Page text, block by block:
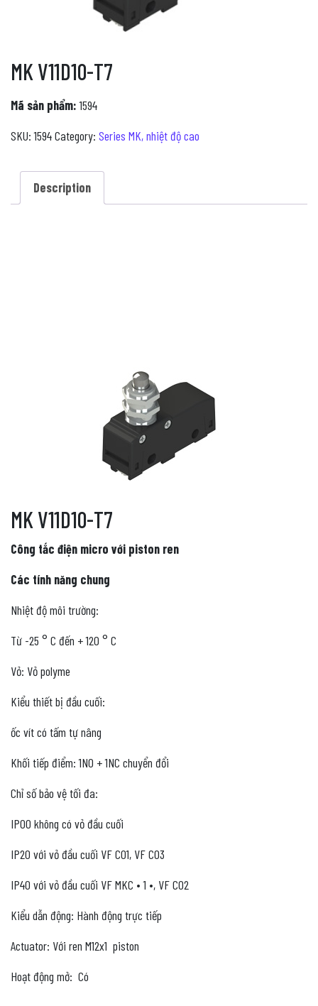
MK V11D10-T7
Mã sản phẩm:1594
SKU:1594Category: Series MK, nhiệt độ cao
Description
MK V11D10-T7
Công tắc điện micro với piston ren
Các tính năng chung
Nhiệt độ môi trường:
Từ -25 ° C đến + 120 ° C
Vỏ: Vỏ polyme
Kiểu thiết bị đầu cuối:
ốc vít có tấm tự nâng
Khối tiếp điểm: 1NO + 1NC chuyển đổi
Chỉ số bảo vệ tối đa:
IP00 không có vỏ đầu cuối
IP20 với vỏ đầu cuối VF C01, VF C03
IP40 với vỏ đầu cuối VF MKC • 1 •, VF C02
Kiểu dẫn động: Hành động trực tiếp
Actuator: Với ren M12x1 piston
Hoạt động mở: Có